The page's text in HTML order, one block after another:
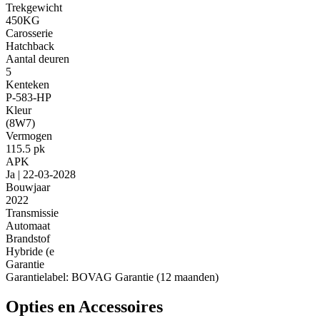
Trekgewicht
450KG
Carosserie
Hatchback
Aantal deuren
5
Kenteken
P-583-HP
Kleur
(8W7)
Vermogen
115.5 pk
APK
Ja | 22-03-2028
Bouwjaar
2022
Transmissie
Automaat
Brandstof
Hybride (e
Garantie
Garantielabel: BOVAG Garantie (12 maanden)
Opties en Accessoires